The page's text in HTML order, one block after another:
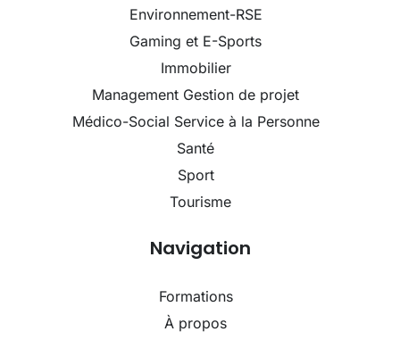
Environnement-RSE
Gaming et E-Sports
Immobilier
Management Gestion de projet
Médico-Social Service à la Personne
Santé
Sport
Tourisme
Navigation
Formations
À propos